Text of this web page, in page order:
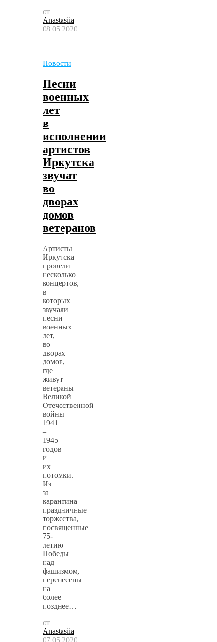
от
Anastasiia
08.05.2020
Новости
Песни
военных
лет
в
исполнении
артистов
Иркутска
звучат
во
дворах
домов
ветеранов
Артисты
Иркутска
провели
несколько
концертов,
в
которых
звучали
песни
военных
лет,
во
дворах
домов,
где
живут
ветераны
Великой
Отечественной
войны
1941
–
1945
годов
и
их
потомки.
Из-
за
карантина
праздничные
торжества,
посвященные
75-
летию
Победы
над
фашизмом,
перенесены
на
более
позднее…
от
Anastasiia
07.05.2020